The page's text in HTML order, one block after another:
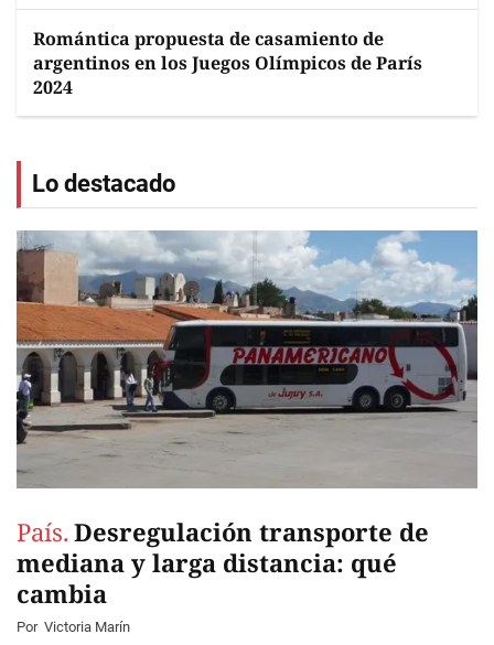
Romántica propuesta de casamiento de
argentinos en los Juegos Olímpicos de París
2024
Lo destacado
País. Desregulación transporte de
mediana y larga distancia: qué
cambia
Por Victoria Marín